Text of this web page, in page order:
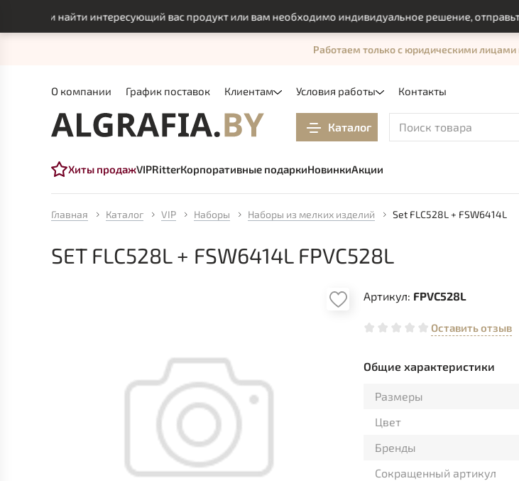
найти интересующий вас продукт или вам необходимо индивидуальное решение, отправьте,
О компании График поставок Клиентам Условия работы Контакты
Работаем только с юридическими лицами
Каталог
Хиты продажVIPRitterКорпоративные подаркиНовинкиАкции
Главная Каталог VIP Наборы Наборы из мелких изделий Set FLC528L + FSW6414L
SET FLC528L + FSW6414L FPVC528L
Артикул: FPVC528L
Оставить отзыв
Общие характеристики
Размеры
Цвет
Бренды
Сокращенный артикул